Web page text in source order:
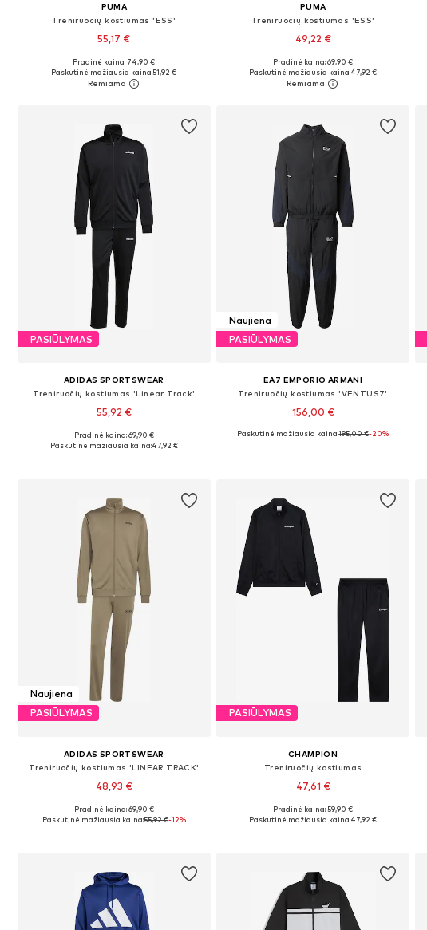
PUMA
Treniruočių kostiumas 'ESS'
55,17 €
Galimi dydžiai: S, M, L, XL, XXL
Į krepšelį
Pradinė kaina: 74,90 €
Paskutinė mažiausia kaina:51,92 €
PUMA
Treniruočių kostiumas 'ESS'
49,22 €
Galimi dydžiai: S, M, L, XL, XXL
Į krepšelį
Pradinė kaina: 69,90 €
Paskutinė mažiausia kaina:47,92 €
PASIŪLYMAS
ADIDAS SPORTSWEAR
Treniruočių kostiumas 'Linear Track'
55,92 €
Pradinė kaina: 69,90 €
Paskutinė mažiausia kaina:47,92 €
Naujiena
PASIŪLYMAS
EA7 EMPORIO ARMANI
Treniruočių kostiumas 'VENTUS7'
156,00 €
Paskutinė mažiausia kaina:195,00 €-20%
Naujiena
PASIŪLYMAS
ADIDAS SPORTSWEAR
Treniruočių kostiumas 'LINEAR TRACK'
48,93 €
Galimi dydžiai: XS, S, M, L
Pradinė kaina: 69,90 €
Paskutinė mažiausia kaina:55,92 €-12%
PASIŪLYMAS
CHAMPION
Treniruočių kostiumas
47,61 €
Galimi dydžiai: S, M, L, XL, XXL
Pradinė kaina: 59,90 €
Paskutinė mažiausia kaina:47,92 €